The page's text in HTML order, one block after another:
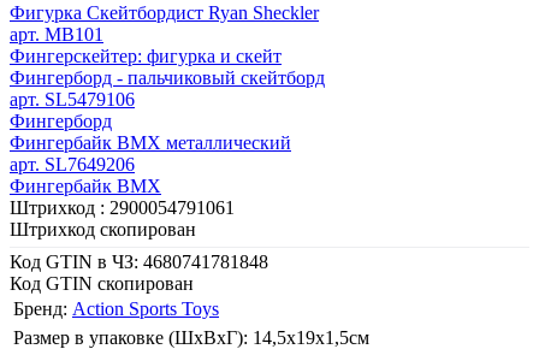
Фигурка Скейтбордист Ryan Sheckler
арт. MB101
Фингерскейтер: фигурка и скейт
Фингерборд - пальчиковый скейтборд
арт. SL5479106
Фингерборд
Фингербайк BMX металлический
арт. SL7649206
Фингербайк BMX
Штрихкод : 2900054791061
Штрихкод скопирован
Код GTIN в ЧЗ: 4680741781848
Код GTIN скопирован
Бренд: Action Sports Toys
Размер в упаковке (ШхВxГ): 14,5х19х1,5cм